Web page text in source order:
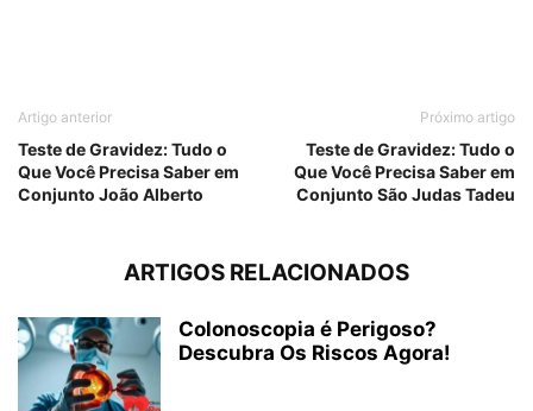
Artigo anterior
Teste de Gravidez: Tudo o
Que Você Precisa Saber em
Conjunto João Alberto
Próximo artigo
Teste de Gravidez: Tudo o
Que Você Precisa Saber em
Conjunto São Judas Tadeu
ARTIGOS RELACIONADOS
Colonoscopia é Perigoso?
Descubra Os Riscos Agora!